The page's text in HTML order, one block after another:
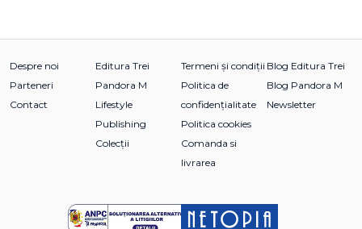
Despre noi
Parteneri
Contact
Editura Trei
Pandora M
Lifestyle
Publishing
Colecții
Termeni și condiții
Politica de
confidențialitate
Politica cookies
Comanda si
livrarea
Blog Editura Trei
Blog Pandora M
Newsletter